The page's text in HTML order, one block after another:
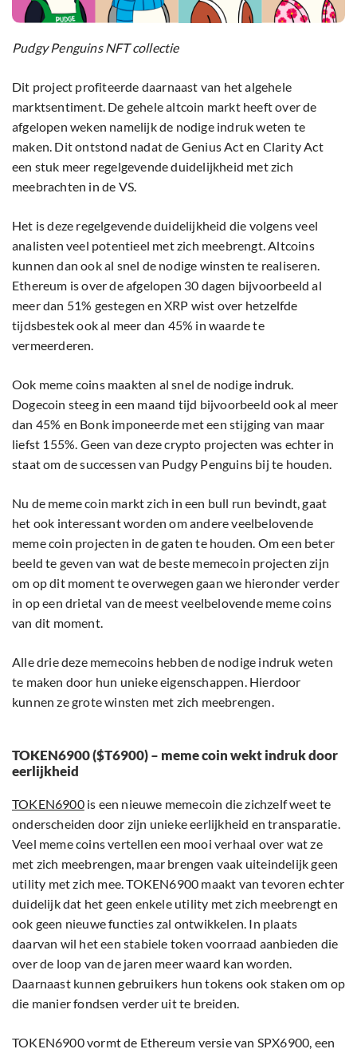
Pudgy Penguins NFT collectie
Dit project profiteerde daarnaast van het algehele
marktsentiment. De gehele altcoin markt heeft over de
afgelopen weken namelijk de nodige indruk weten te
maken. Dit ontstond nadat de Genius Act en Clarity Act
een stuk meer regelgevende duidelijkheid met zich
meebrachten in de VS.
Het is deze regelgevende duidelijkheid die volgens veel
analisten veel potentieel met zich meebrengt. Altcoins
kunnen dan ook al snel de nodige winsten te realiseren.
Ethereum is over de afgelopen 30 dagen bijvoorbeeld al
meer dan 51% gestegen en XRP wist over hetzelfde
tijdsbestek ook al meer dan 45% in waarde te
vermeerderen.
Ook meme coins maakten al snel de nodige indruk.
Dogecoin steeg in een maand tijd bijvoorbeeld ook al meer
dan 45% en Bonk imponeerde met een stijging van maar
liefst 155%. Geen van deze crypto projecten was echter in
staat om de successen van Pudgy Penguins bij te houden.
Nu de meme coin markt zich in een bull run bevindt, gaat
het ook interessant worden om andere veelbelovende
meme coin projecten in de gaten te houden. Om een beter
beeld te geven van wat de beste memecoin projecten zijn
om op dit moment te overwegen gaan we hieronder verder
in op een drietal van de meest veelbelovende meme coins
van dit moment.
Alle drie deze memecoins hebben de nodige indruk weten
te maken door hun unieke eigenschappen. Hierdoor
kunnen ze grote winsten met zich meebrengen.
TOKEN6900 ($T6900) – meme coin wekt indruk door
eerlijkheid
TOKEN6900is een nieuwe memecoin die zichzelf weet te
onderscheiden door zijn unieke eerlijkheid en transparatie.
Veel meme coins vertellen een mooi verhaal over wat ze
met zich meebrengen, maar brengen vaak uiteindelijk geen
utility met zich mee. TOKEN6900 maakt van tevoren echter
duidelijk dat het geen enkele utility met zich meebrengt en
ook geen nieuwe functies zal ontwikkelen. In plaats
daarvan wil het een stabiele token voorraad aanbieden die
over de loop van de jaren meer waard kan worden.
Daarnaast kunnen gebruikers hun tokens ook staken om op
die manier fondsen verder uit te breiden.
TOKEN6900 vormt de Ethereum versie van SPX6900, een